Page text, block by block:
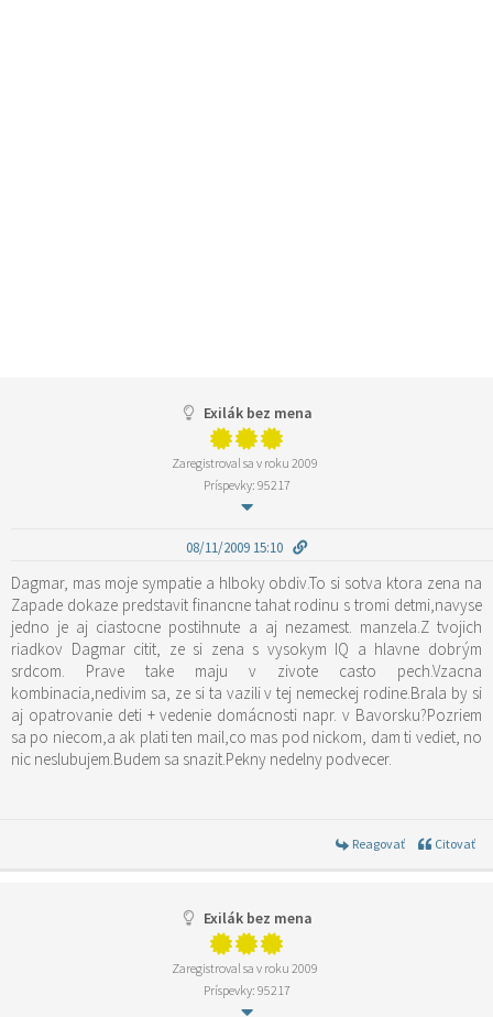
Exilák bez mena
Zaregistroval sa v roku 2009
Príspevky: 95217
08/11/2009 15:10
Dagmar, mas moje sympatie a hlboky obdiv.To si sotva ktora zena na
Zapade dokaze predstavit financne tahat rodinu s tromi detmi,navyse
jedno je aj ciastocne postihnute a aj nezamest. manzela.Z tvojich
riadkov Dagmar citit, ze si zena s vysokym IQ a hlavne dobrým
srdcom. Prave take maju v zivote casto pech.Vzacna
kombinacia,nedivim sa, ze si ta vazili v tej nemeckej rodine.Brala by si
aj opatrovanie deti + vedenie domácnosti napr. v Bavorsku?Pozriem
sa po niecom,a ak plati ten mail,co mas pod nickom, dam ti vediet, no
nic neslubujem.Budem sa snazit.Pekny nedelny podvecer.
Reagovať Citovať
Exilák bez mena
Zaregistroval sa v roku 2009
Príspevky: 95217